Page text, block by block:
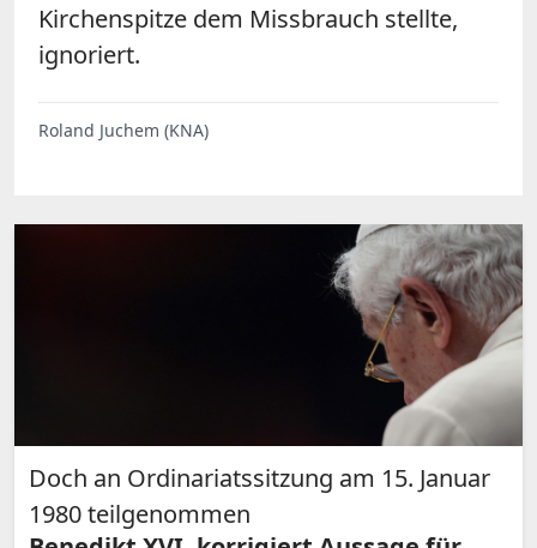
Kirchenspitze dem Missbrauch stellte,
ignoriert.
Roland Juchem (KNA)
Doch an Ordinariatssitzung am 15. Januar
1980 teilgenommen